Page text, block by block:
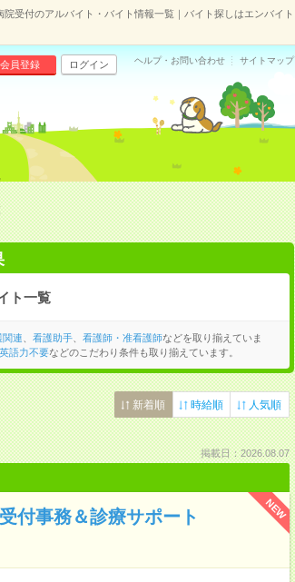
受付のアルバイト・バイト情報一覧｜バイト探しはエンバイト
会員登録 ログイン ヘルプ・お問い合わせ サイトマップ
ト一覧
関連 看護助手、 看護師・准看護師などを取り揃えていま
英語力不要などのこだわり条件も取り揃えています。
新着順 時給順 人気順
掲載日：2026.08.07
NEW
付事務＆診療サポート